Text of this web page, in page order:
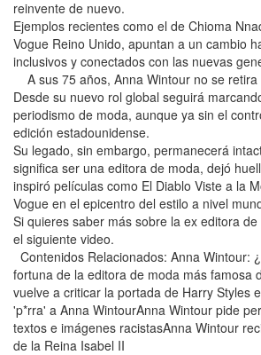
reinvente de nuevo.
Ejemplos recientes como el de Chioma
Vogue Reino Unido, apuntan a un cambio
inclusivos y conectados con las nuevas
A sus 75 años, Anna Wintour no se retira
Desde su nuevo rol global seguirá
periodismo de moda, aunque ya sin el
edición estadounidense.
Su legado, sin embargo, permanecerá
significa ser una editora de moda, dejó
inspiró películas como El Diablo Viste a la
Vogue en el epicentro del estilo a nivel
Si quieres saber más sobre la ex editora
el siguiente video.
Contenidos Relacionados: Anna Wintour:
fortuna de la editora de moda más famosa
vuelve a criticar la portada de Harry Styles
'p*rra' a Anna WintourAnna Wintour pide
textos e imágenes racistasAnna Wintour
de la Reina Isabel II